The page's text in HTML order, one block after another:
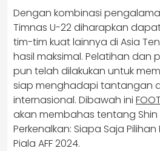
Dengan kombinasi
Timnas U-22 diharapkan
tim-tim kuat lainnya di Asia
hasil maksimal. Pelatihan dan
pun telah dilakukan untuk
siap menghadapi tantangan
internasional. Dibawah ini
akan membahas tentang
Perkenalkan: Siapa Saja
Piala AFF 2024.